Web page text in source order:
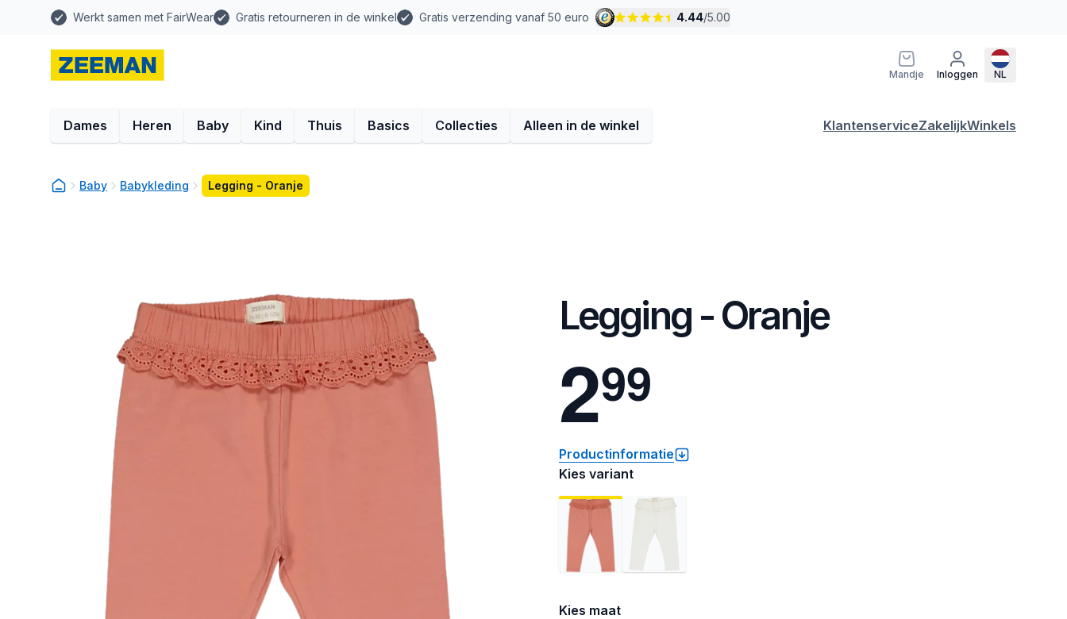
Werkt samen met FairWear Gratis retourneren in de winkel Gratis verzending vanaf 50 euro 4.44/5.00
Mandje Inloggen NL
Dames Heren Baby Kind Thuis Basics Collecties Alleen in de winkel KlantenserviceZakelijkWinkels
Baby Babykleding Legging - Oranje
Legging - Oranje
299
Productinformatie
Kies variant
Kies maat